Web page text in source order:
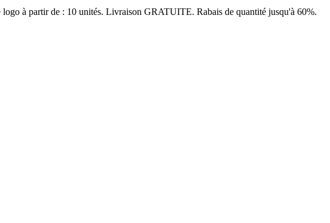
à partir de : 10 unités. Livraison GRATUITE. Rabais de quantité jusqu'à 60%.